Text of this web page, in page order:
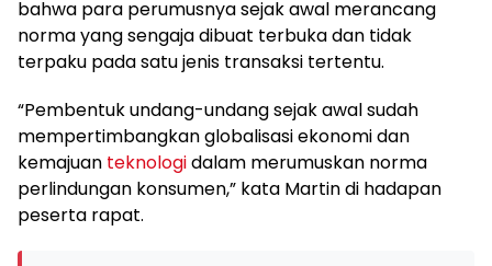
bahwa para perumusnya sejak awal merancang
norma yang sengaja dibuat terbuka dan tidak
terpaku pada satu jenis transaksi tertentu.
“Pembentuk undang-undang sejak awal sudah
mempertimbangkan globalisasi ekonomi dan
kemajuan teknologidalam merumuskan norma
perlindungan konsumen,” kata Martin di hadapan
peserta rapat.